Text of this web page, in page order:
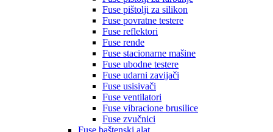
Fuse pištolji za silikon
Fuse povratne testere
Fuse reflektori
Fuse rende
Fuse stacionarne mašine
Fuse ubodne testere
Fuse udarni zavijači
Fuse usisivači
Fuse ventilatori
Fuse vibracione brusilice
Fuse zvučnici
Fuse baštenski alat